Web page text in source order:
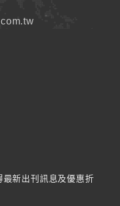
最新出刊訊息及優惠折